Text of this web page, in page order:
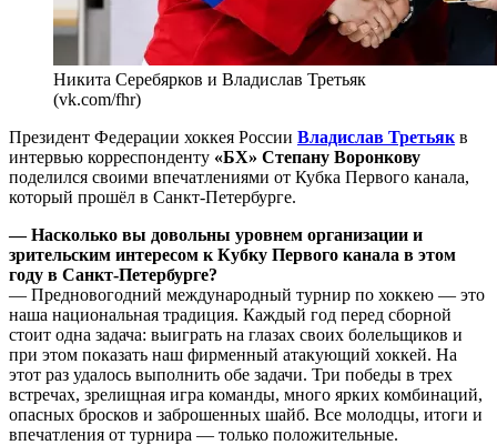
Никита Серебярков и Владислав Третьяк
(vk.com/fhr)
Президент Федерации хоккея России Владислав Третьяк в
интервью корреспонденту «БХ» Степану Воронкову
поделился своими впечатлениями от Кубка Первого канала,
который прошёл в Санкт-Петербурге.
— Насколько вы довольны уровнем организации и
зрительским интересом к Кубку Первого канала в этом
году в Санкт-Петербурге?
— Предновогодний международный турнир по хоккею — это
наша национальная традиция. Каждый год перед сборной
стоит одна задача: выиграть на глазах своих болельщиков и
при этом показать наш фирменный атакующий хоккей. На
этот раз удалось выполнить обе задачи. Три победы в трех
встречах, зрелищная игра команды, много ярких комбинаций,
опасных бросков и заброшенных шайб. Все молодцы, итоги и
впечатления от турнира — только положительные.